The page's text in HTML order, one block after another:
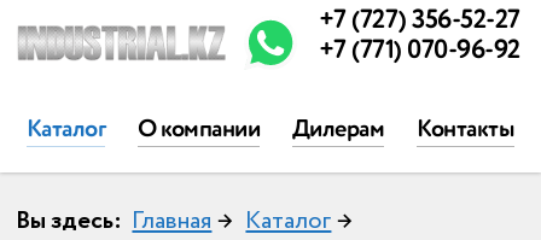
Каталог О компании Дилерам Контакты
+7 (727) 356-52-27
+7 (771) 070-96-92
Вы здесь: Главная → Каталог→